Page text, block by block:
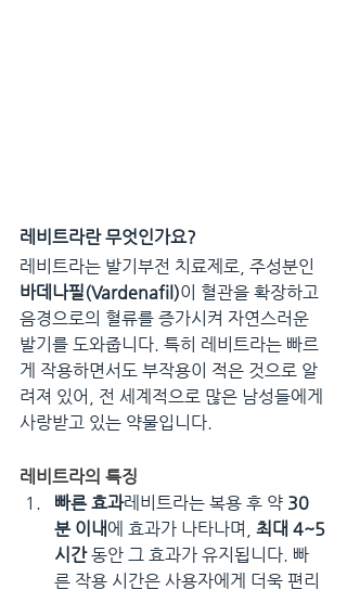
레비트라란 무엇인가요?
레비트라는 발기부전 치료제로, 주성분인
바데나필(Vardenafil)이 혈관을 확장하고
음경으로의 혈류를 증가시켜 자연스러운
발기를 도와줍니다. 특히 레비트라는 빠르
게 작용하면서도 부작용이 적은 것으로 알
려져 있어, 전 세계적으로 많은 남성들에게
사랑받고 있는 약물입니다.
레비트라의 특징
빠른 효과레비트라는 복용 후 약 30
분 이내에 효과가 나타나며, 최대 4~5
시간 동안 그 효과가 유지됩니다. 빠
른 작용 시간은 사용자에게 더욱 편리